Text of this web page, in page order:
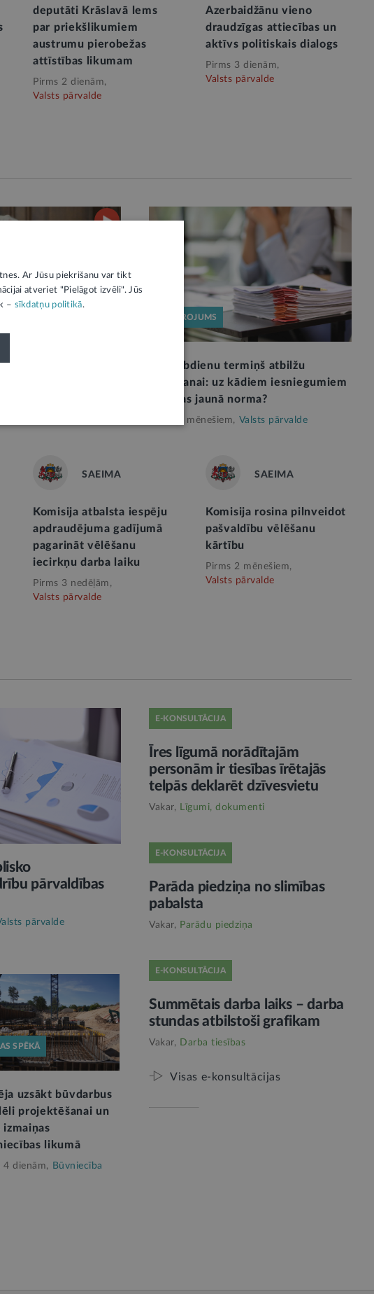
deputāti Krāslavā lems
par priekšlikumiem
austrumu pierobežas
attīstības likumam
Pirms 2 dienām,
Valsts pārvalde
Azerbaidžānu vieno
draudzīgas attiecības un
aktīvs politiskais dialogs
Pirms 3 dienām,
Valsts pārvalde
Edgara Rinkēviča
SKAIDROJUMS
10 darbdienu termiņš atbilžu
sniegšanai: uz kādiem iesniegumiem
attiecas jaunā norma?
Pirms 5 mēnešiem, Valsts pārvalde
SAEIMA
Komisija atbalsta iespēju
apdraudējuma gadījumā
pagarināt vēlēšanu
iecirkņu darba laiku
Pirms 3 nedēļām,
Valsts pārvalde
SAEIMA
Komisija rosina pilnveidot
pašvaldību vēlēšanu
kārtību
Pirms 2 mēnešiem,
Valsts pārvalde
pārvaldības
pārvalde
SPĒKĀ
uzsākt būvdarbus
projektēšanai un
izmaiņas
likumā
4 dienām, Būvniecība
E-KONSULTĀCIJA
Īres līgumā norādītajām
personām ir tiesības īrētajās
telpās deklarēt dzīvesvietu
Vakar, Līgumi, dokumenti
E-KONSULTĀCIJA
Parāda piedziņa no slimības
pabalsta
Vakar, Parādu piedziņa
E-KONSULTĀCIJA
Summētais darba laiks – darba
stundas atbilstoši grafikam
Vakar, Darba tiesības
Visas e-konsultācijas
Ar Jūsu piekrišanu var tikt
atveriet "Pielāgot izvēli". Jūs
– sīkdatņu politikā.